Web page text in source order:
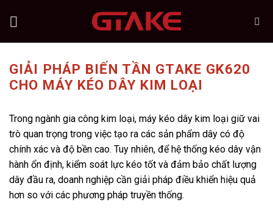
GIẢI PHÁP BIẾN TẦN GTAKE GK620
CHO MÁY KÉO DÂY KIM LOẠI
Trong ngành gia công kim loại, máy kéo dây kim loại giữ vai
trò quan trọng trong việc tạo ra các sản phẩm dây có độ
chính xác và độ bền cao. Tuy nhiên, để hệ thống kéo dây vận
hành ổn định, kiểm soát lực kéo tốt và đảm bảo chất lượng
dây đầu ra, doanh nghiệp cần giải pháp điều khiển hiệu quả
hơn so với các phương pháp truyền thống.